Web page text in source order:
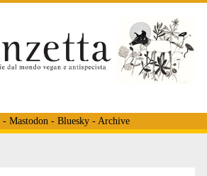
- Mastodon - Bluesky- Archive